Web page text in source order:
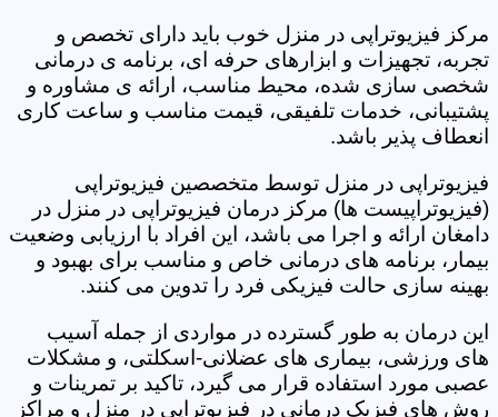
مرکز فیزیوتراپی در منزل خوب باید دارای تخصص و
تجربه، تجهیزات و ابزارهای حرفه ای، برنامه ی درمانی
شخصی سازی شده، محیط مناسب، ارائه ی مشاوره و
پشتیبانی، خدمات تلفیقی، قیمت مناسب و ساعت کاری
انعطاف پذیر باشد.
فیزیوتراپی در منزل توسط متخصصین فیزیوتراپی
(فیزیوتراپیست ها) مرکز درمان فیزیوتراپی در منزل در
دامغان ارائه و اجرا می باشد، این افراد با ارزیابی وضعیت
بیمار، برنامه های درمانی خاص و مناسب برای بهبود و
بهینه سازی حالت فیزیکی فرد را تدوین می کنند.
این درمان به طور گسترده در مواردی از جمله آسیب
های ورزشی، بیماری های عضلانی-اسکلتی، و مشکلات
عصبی مورد استفاده قرار می گیرد، تاکید بر تمرینات و
روش های فیزیک درمانی در فیزیوتراپی در منزل و مراکز